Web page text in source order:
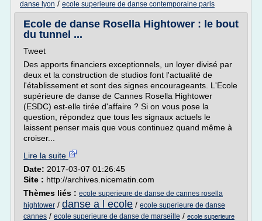
danse lyon / ecole superieure de danse contemporaine paris
Ecole de danse Rosella Hightower : le bout
du tunnel ...
Tweet
Des apports financiers exceptionnels, un loyer divisé par
deux et la construction de studios font l'actualité de
l'établissement et sont des signes encourageants. L'Ecole
supérieure de danse de Cannes Rosella Hightower
(ESDC) est-elle tirée d'affaire ? Si on vous pose la
question, répondez que tous les signaux actuels le
laissent penser mais que vous continuez quand même à
croiser...
Lire la suite
Date: 2017-03-07 01:26:45
Site : http://archives.nicematin.com
Thèmes liés : ecole superieure de danse de cannes rosella
hightower / danse a l ecole / ecole superieure de danse
cannes / ecole superieure de danse de marseille / ecole superieure